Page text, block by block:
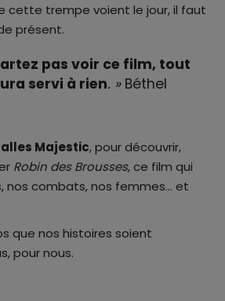
cette trempe voient le jour, il faut
présent.
pas voir ce film, tout
servi à rien. »Béthel
Majestic, pour découvrir,
Robin des Brousses, ce film qui
nos combats, nos femmes… et
que nos histoires soient
pour nous.